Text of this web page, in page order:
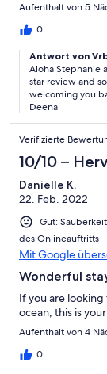
Aufenthalt von 5
0
Antwort von
Aloha Stephanie
star review and
welcoming you
Deena
Verifizierte
10/10 –
Danielle K.
22. Feb. 2022
Gut:
des Onlineauftritts
Mit Google
Wonderful
If you are
ocean, this is
Aufenthalt von 4
0